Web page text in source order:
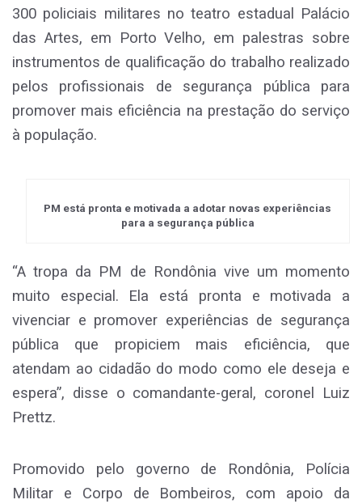
300 policiais militares no teatro estadual Palácio
das Artes, em Porto Velho, em palestras sobre
instrumentos de qualificação do trabalho realizado
pelos profissionais de segurança pública para
promover mais eficiência na prestação do serviço
à população.
PM está pronta e motivada a adotar novas experiências
para a segurança pública
“A tropa da PM de Rondônia vive um momento
muito especial. Ela está pronta e motivada a
vivenciar e promover experiências de segurança
pública que propiciem mais eficiência, que
atendam ao cidadão do modo como ele deseja e
espera”, disse o comandante-geral, coronel Luiz
Prettz.
Promovido pelo governo de Rondônia, Polícia
Militar e Corpo de Bombeiros, com apoio da